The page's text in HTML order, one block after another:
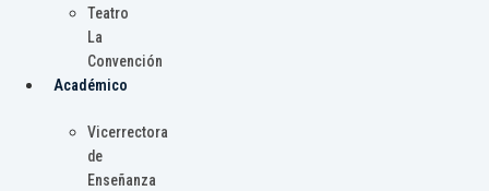
Teatro
La
Convención
Académico
Vicerrectora
de
Enseñanza